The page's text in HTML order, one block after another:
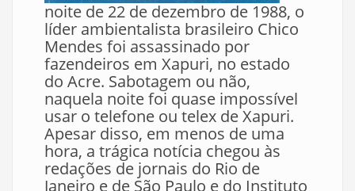
noite de 22 de dezembro de 1988, o
líder ambientalista brasileiro Chico
Mendes foi assassinado por
fazendeiros em Xapuri, no estado
do Acre. Sabotagem ou não,
naquela noite foi quase impossível
usar o telefone ou telex de Xapuri.
Apesar disso, em menos de uma
hora, a trágica notícia chegou às
redações de jornais do Rio de
Janeiro e de São Paulo e do Instituto